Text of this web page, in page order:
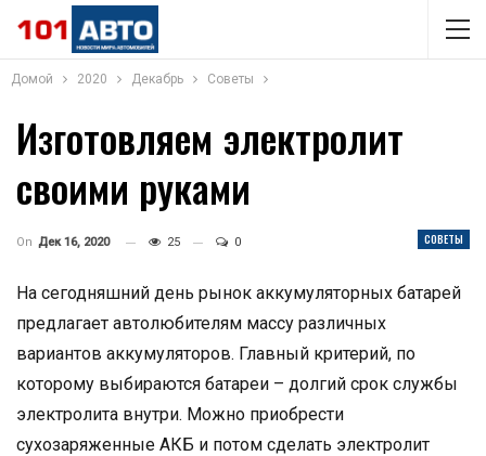
Домой 2020 Декабрь Советы
Изготовляем электролит
своими руками
СОВЕТЫ
On Дек 16, 2020 25 0
На сегодняшний день рынок аккумуляторных батарей
предлагает автолюбителям массу различных
вариантов аккумуляторов. Главный критерий, по
которому выбираются батареи – долгий срок службы
электролита внутри. Можно приобрести
сухозаряженные АКБ и потом сделать электролит